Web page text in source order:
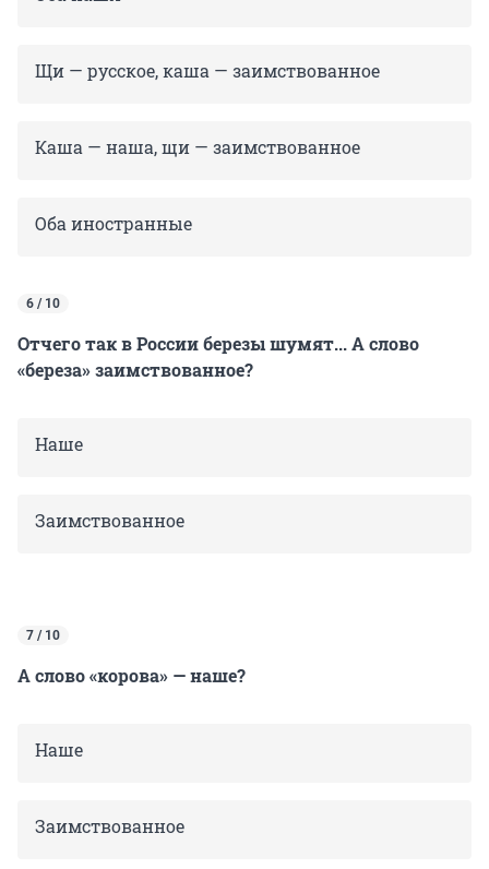
Щи — русское, каша — заимствованное
Каша — наша, щи — заимствованное
Оба иностранные
6 / 10
Отчего так в России березы шумят... А слово
«береза» заимствованное?
Наше
Заимствованное
7 / 10
А слово «корова» — наше?
Наше
Заимствованное